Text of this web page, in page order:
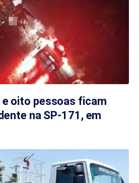
e oito pessoas ficam
na SP-171, em